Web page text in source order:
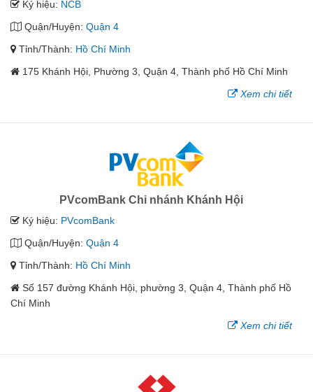
Ký hiệu: NCB
Quận/Huyện: Quận 4
Tỉnh/Thành: Hồ Chí Minh
175 Khánh Hội, Phường 3, Quận 4, Thành phố Hồ Chí Minh
Xem chi tiết
PVcomBank Chi nhánh Khánh Hội
Ký hiệu: PVcomBank
Quận/Huyện: Quận 4
Tỉnh/Thành: Hồ Chí Minh
Số 157 đường Khánh Hội, phường 3, Quận 4, Thành phố Hồ
Chí Minh
Xem chi tiết